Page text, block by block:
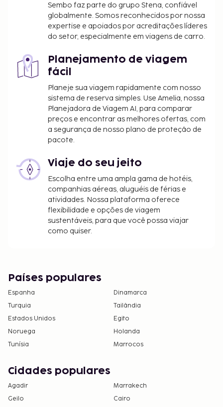
constam na sua confirmação de reserva.
Sembo faz parte do grupo Stena, confiável
globalmente. Somos reconhecidos por nossa
expertise e apoiados por acreditações líderes
do setor, especialmente em viagens de carro.
Planejamento de viagem
fácil
Planeje sua viagem rapidamente com nosso
sistema de reserva simples. Use Amelia, nossa
Planejadora de Viagem AI, para comparar
preços e encontrar as melhores ofertas, com
a segurança de nosso plano de proteção de
pacote.
Viaje do seu jeito
Escolha entre uma ampla gama de hotéis,
companhias aéreas, aluguéis de férias e
atividades. Nossa plataforma oferece
flexibilidade e opções de viagem
sustentáveis, para que você possa viajar
como quiser.
Países populares
Espanha
Dinamarca
Turquia
Tailândia
Estados Unidos
Egito
Noruega
Holanda
Tunísia
Marrocos
Cidades populares
Agadir
Marrakech
Geilo
Cairo